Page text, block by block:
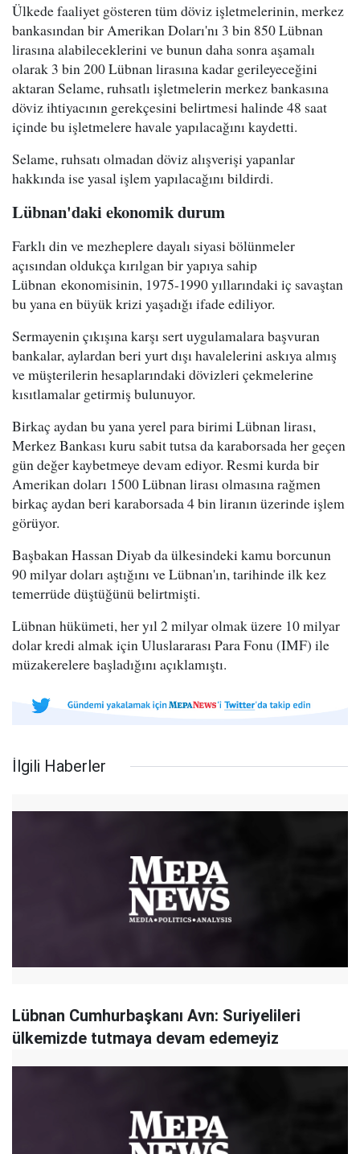
Ülkede faaliyet gösteren tüm döviz işletmelerinin, merkez
bankasından bir Amerikan Doları'nı 3 bin 850 Lübnan
lirasına alabileceklerini ve bunun daha sonra aşamalı
olarak 3 bin 200 Lübnan lirasına kadar gerileyeceğini
aktaran Selame, ruhsatlı işletmelerin merkez bankasına
döviz ihtiyacının gerekçesini belirtmesi halinde 48 saat
içinde bu işletmelere havale yapılacağını kaydetti.
Selame, ruhsatı olmadan döviz alışverişi yapanlar
hakkında ise yasal işlem yapılacağını bildirdi.
Lübnan'daki ekonomik durum
Farklı din ve mezheplere dayalı siyasi bölünmeler
açısından oldukça kırılgan bir yapıya sahip
Lübnan ekonomisinin, 1975-1990 yıllarındaki iç savaştan
bu yana en büyük krizi yaşadığı ifade ediliyor.
Sermayenin çıkışına karşı sert uygulamalara başvuran
bankalar, aylardan beri yurt dışı havalelerini askıya almış
ve müşterilerin hesaplarındaki dövizleri çekmelerine
kısıtlamalar getirmiş bulunuyor.
Birkaç aydan bu yana yerel para birimi Lübnan lirası,
Merkez Bankası kuru sabit tutsa da karaborsada her geçen
gün değer kaybetmeye devam ediyor. Resmi kurda bir
Amerikan doları 1500 Lübnan lirası olmasına rağmen
birkaç aydan beri karaborsada 4 bin liranın üzerinde işlem
görüyor.
Başbakan Hassan Diyab da ülkesindeki kamu borcunun
90 milyar doları aştığını ve Lübnan'ın, tarihinde ilk kez
temerrüde düştüğünü belirtmişti.
Lübnan hükümeti, her yıl 2 milyar olmak üzere 10 milyar
dolar kredi almak için Uluslararası Para Fonu (IMF) ile
müzakerelere başladığını açıklamıştı.
İlgili Haberler
Lübnan Cumhurbaşkanı Avn: Suriyelileri
ülkemizde tutmaya devam edemeyiz